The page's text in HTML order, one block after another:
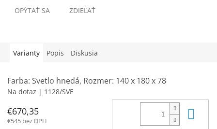
OPÝTAŤ SA ZDIEĽAŤ
Varianty Popis Diskusia
Farba: Svetlo hnedá, Rozmer: 140 x 180 x 78
Na dotaz | 1128/SVE
€670,35
€545 bez DPH